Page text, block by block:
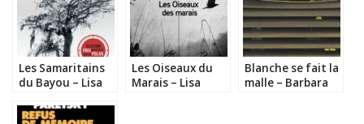
Les Samaritains
du Bayou – Lisa
Les Oiseaux du
Marais – Lisa
Blanche se fait la
malle – Barbara